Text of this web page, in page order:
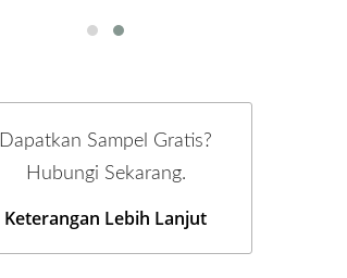
Dapatkan Sampel Gratis?
Hubungi Sekarang.
Keterangan Lebih Lanjut